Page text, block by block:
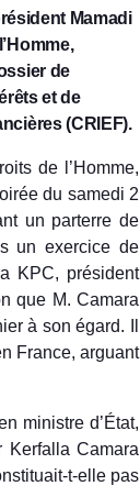
Mamadi
de
et de
(CRIEF).
de l’Homme,
du samedi 2
un parterre de
un exercice de
KPC, président
que M. Camara
à son égard. Il
France, arguant
ministre d’État,
Kerfalla Camara
t-elle pas